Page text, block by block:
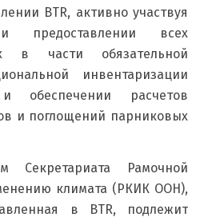
BTR, активно участвуя
предоставлении всех
в части обязательной
инвентаризации
обеспечении расчетов
и поглощений парниковых
Секретариата Рамочной
климата (РКИК ООН),
в BTR, подлежит